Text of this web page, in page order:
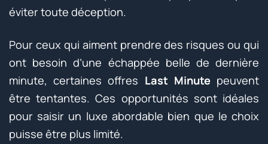
éviter toute déception.
Pour ceux qui aiment prendre des risques ou qui
ont besoin d’une échappée belle de dernière
minute, certaines offres Last Minute peuvent
être tentantes. Ces opportunités sont idéales
pour saisir un luxe abordable bien que le choix
puisse être plus limité.